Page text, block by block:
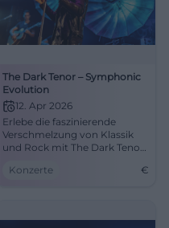
The Dark Tenor – Symphonic
Evolution
12. Apr 2026
Erlebe die faszinierende
Verschmelzung von Klassik
und Rock mit The Dark Tenor.
unvergessliches Konzert in
Konzerte €